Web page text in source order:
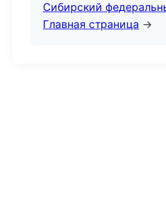
Сибирский
Главная страница →